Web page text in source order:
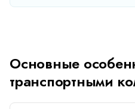
Основные
транспортными